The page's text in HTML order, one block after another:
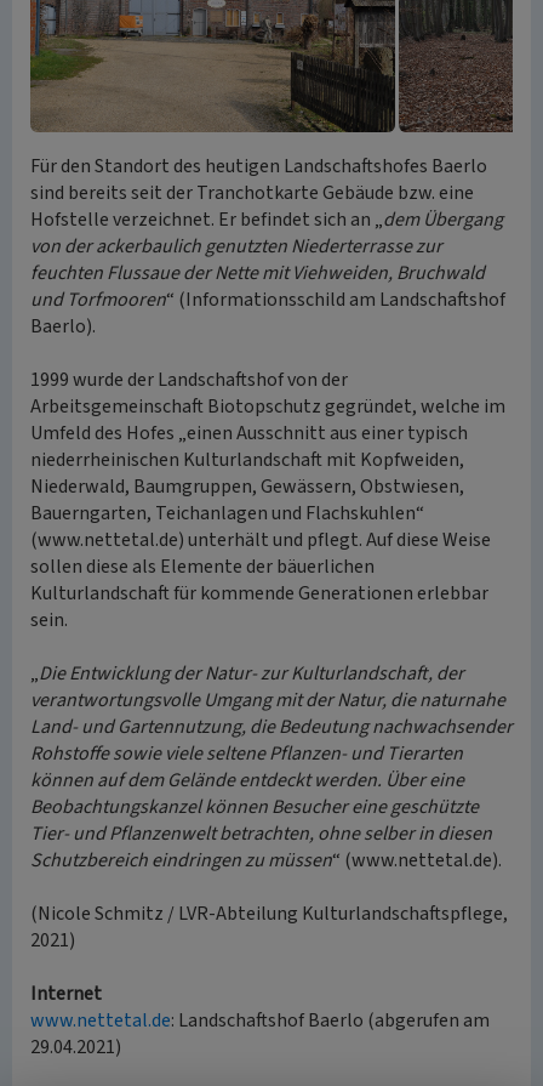
Für den Standort des heutigen Landschaftshofes Baerlo
sind bereits seit der Tranchotkarte Gebäude bzw. eine
Hofstelle verzeichnet. Er befindet sich an „dem Übergang
von der ackerbaulich genutzten Niederterrasse zur
feuchten Flussaue der Nette mit Viehweiden, Bruchwald
und Torfmooren“ (Informationsschild am Landschaftshof
Baerlo).
1999 wurde der Landschaftshof von der
Arbeitsgemeinschaft Biotopschutz gegründet, welche im
Umfeld des Hofes „einen Ausschnitt aus einer typisch
niederrheinischen Kulturlandschaft mit Kopfweiden,
Niederwald, Baumgruppen, Gewässern, Obstwiesen,
Bauerngarten, Teichanlagen und Flachskuhlen“
(www.nettetal.de) unterhält und pflegt. Auf diese Weise
sollen diese als Elemente der bäuerlichen
Kulturlandschaft für kommende Generationen erlebbar
sein.
„Die Entwicklung der Natur- zur Kulturlandschaft, der
verantwortungsvolle Umgang mit der Natur, die naturnahe
Land- und Gartennutzung, die Bedeutung nachwachsender
Rohstoffe sowie viele seltene Pflanzen- und Tierarten
können auf dem Gelände entdeckt werden. Über eine
Beobachtungskanzel können Besucher eine geschützte
Tier- und Pflanzenwelt betrachten, ohne selber in diesen
Schutzbereich eindringen zu müssen“ (www.nettetal.de).
(Nicole Schmitz / LVR-Abteilung Kulturlandschaftspflege,
2021)
Internet
www.nettetal.de: Landschaftshof Baerlo (abgerufen am
29.04.2021)